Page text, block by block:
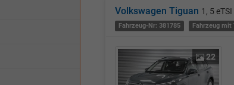
Volkswagen Tiguan 1, 5
Fahrzeug-Nr: 381785 Fahrzeug mit
22